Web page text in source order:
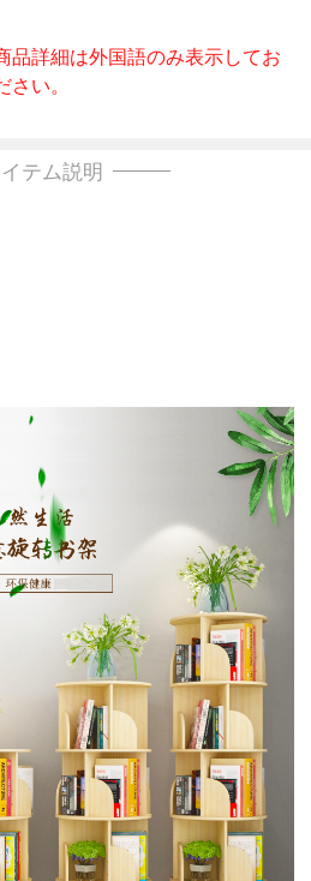
品詳細は外国語のみ表示してお
い。
テム説明